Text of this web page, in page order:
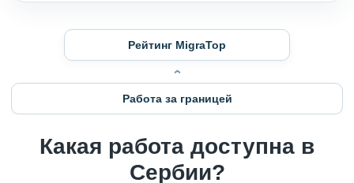
Рейтинг MigraTop
Работа за границей
Какая работа доступна в
Сербии?